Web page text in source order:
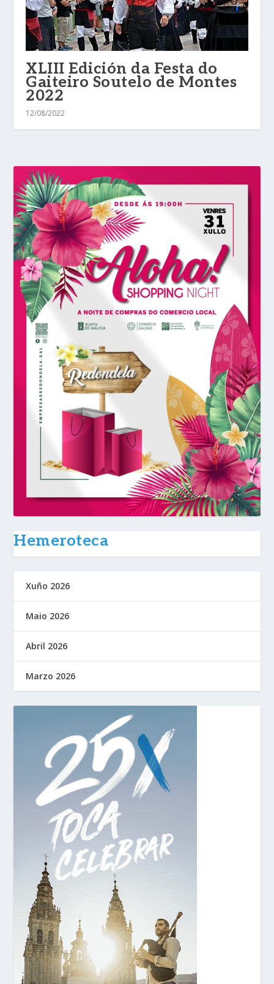
XLIII Edición da Festa do
Gaiteiro Soutelo de Montes
2022
12/08/2022
Hemeroteca
Xuño 2026
Maio 2026
Abril 2026
Marzo 2026